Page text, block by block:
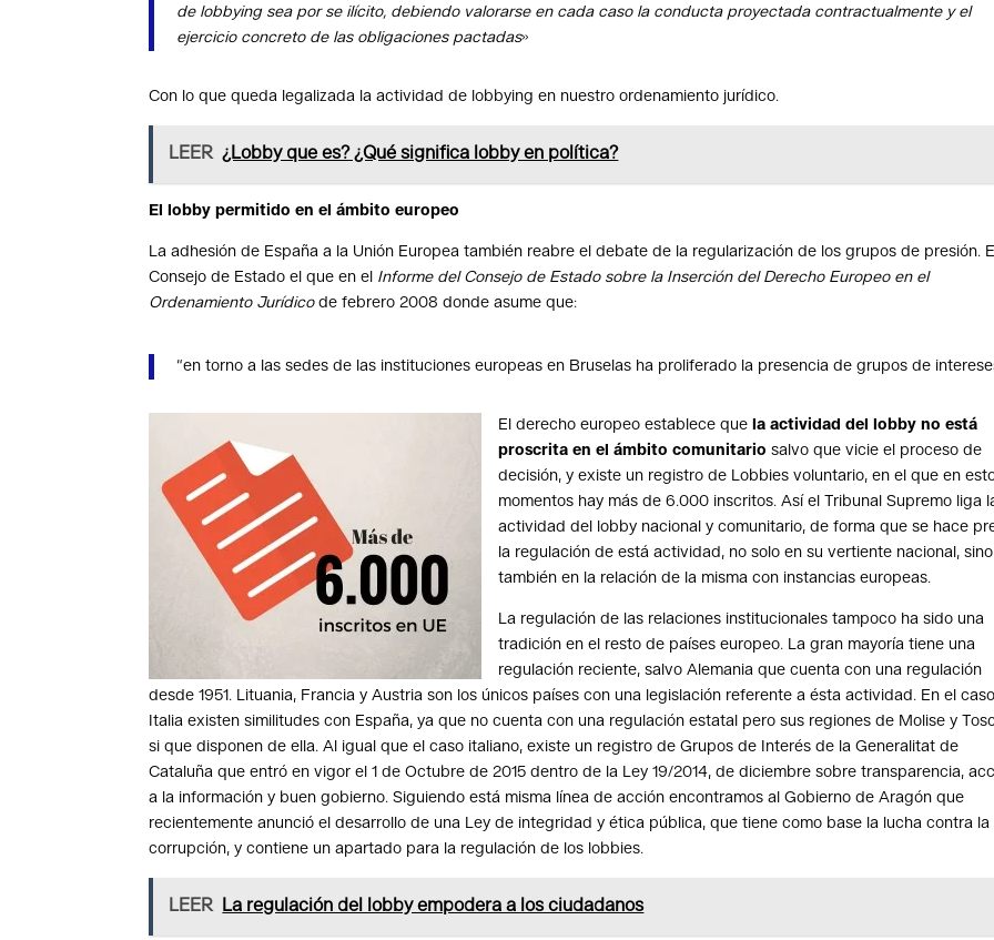
de lobbying sea por se ilícito, debiendo valorarse en cada caso la conducta proyectada contractualmente y el
ejercicio concreto de las obligaciones pactadas»
Con lo que queda legalizada la actividad de lobbying en nuestro ordenamiento jurídico.
LEER ¿Lobby que es? ¿Qué significa lobby en política?
El lobby permitido en el ámbito europeo
La adhesión de España a la Unión Europea también reabre el debate de la regularización de los grupos de presión.
Consejo de Estado el que en el Informe del Consejo de Estado sobre la Inserción del Derecho Europeo en el
Ordenamiento Jurídicode febrero 2008 donde asume que:
“en torno a las sedes de las instituciones europeas en Bruselas ha proliferado la presencia de grupos de
El derecho europeo establece quela actividad del lobby no está
proscrita en el ámbito comunitario salvo que vicie el proceso de
decisión, y existe un registro de Lobbies voluntario, en el que en
momentos hay más de 6.000 inscritos. Así el Tribunal Supremo liga
actividad del lobby nacional y comunitario, de forma que se hace
la regulación de está actividad, no solo en su vertiente nacional, sino
también en la relación de la misma con instancias europeas.
La regulación de las relaciones institucionales tampoco ha sido una
tradición en el resto de países europeo. La gran mayoría tiene una
regulación reciente, salvo Alemania que cuenta con una regulación
desde 1951. Lituania, Francia y Austria son los únicos países con una legislación referente a ésta actividad. En el
Italia existen similitudes con España, ya que no cuenta con una regulación estatal pero sus regiones de Molise y
si que disponen de ella. Al igual que el caso italiano, existe un registro de Grupos de Interés de la Generalitat de
Cataluña que entró en vigor el 1 de Octubre de 2015 dentro de la Ley 19/2014, de diciembre sobre transparencia,
a la información y buen gobierno. Siguiendo está misma línea de acción encontramos al Gobierno de Aragón que
recientemente anunció el desarrollo de una Ley de integridad y ética pública, que tiene como base la lucha contra la
corrupción, y contiene un apartado para la regulación de los lobbies.
LEER La regulación del lobby empodera a los ciudadanos